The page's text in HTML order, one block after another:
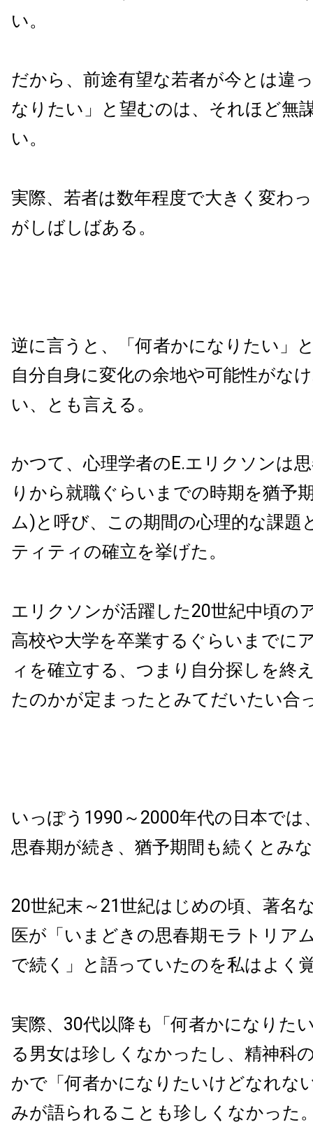
い。
だから、前途有望な若者が今とは違
なりたい」と望むのは、それほど無
い。
実際、若者は数年程度で大きく変わ
がしばしばある。
逆に言うと、「何者かになりたい」
自分自身に変化の余地や可能性がな
い、とも言える。
かつて、心理学者のE.エリクソンは
りから就職ぐらいまでの時期を猶予
ム)と呼び、この期間の心理的な課題
ティティの確立を挙げた。
エリクソンが活躍した20世紀中頃の
高校や大学を卒業するぐらいまでに
ィを確立する、つまり自分探しを終
たのかが定まったとみてだいたい合
いっぽう1990～2000年代の日本では
思春期が続き、猶予期間も続くとみ
20世紀末～21世紀はじめの頃、著名
医が「いまどきの思春期モラトリア
で続く」と語っていたのを私はよく
実際、30代以降も「何者かになりた
る男女は珍しくなかったし、精神科
かで「何者かになりたいけどなれな
みが語られることも珍しくなかった